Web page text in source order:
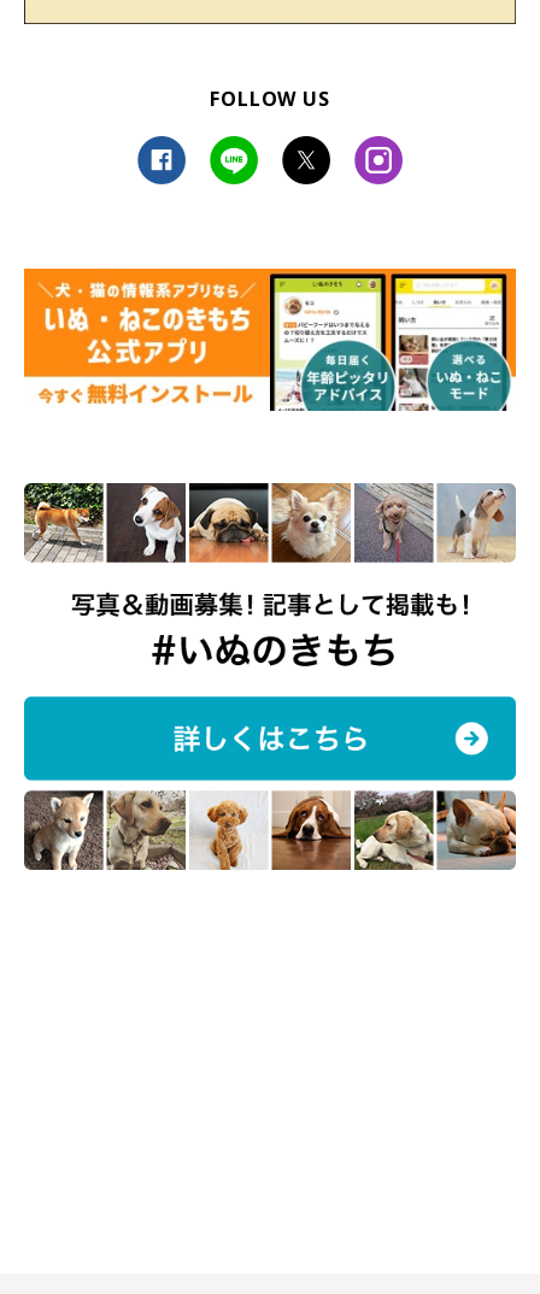
そんな貫太朗くんとの暮らしについて、「今までのコたちでは考
りです」と話す飼い主さん。最後に、こんな思いを聞かせてくれ
好きなわが家にとってはうれしい誤算です。
大好きなおやつを夢中で頬張る姿や、おめめをキュルキュルさせ
ながら遊びに誘ってくる姿、夜にピッタリと寄り添って眠る姿な
まだまだできないこと、苦手なこともたくさんありますが、これ
からも一緒に成長していきたいと思っています。貫太朗には改め
て『大好きだよ、愛してるよ、ずっとずっと幸せに暮らそうね』
と伝えたいです」
写真提供・取材協力／＠azurakkyo さん／X（旧Twitter）
取材・文／長谷部サチ
※この記事は投稿者さまに取材し、了承の上制作したものです。
2026年6月時点の情報であり、現在と異なる場合があります。
FOLLOW US